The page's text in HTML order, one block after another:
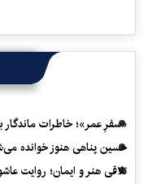
«سفرِ عمر»؛ خاطرات ماندگار
حسین پناهی هنوز خوانده
تلاقی هنر و ایمان؛ روایت